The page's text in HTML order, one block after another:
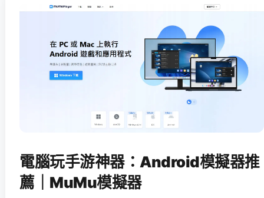
電腦玩手游神器：Android模擬器推
薦｜MuMu模擬器